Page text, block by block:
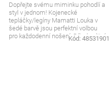
Dopřejte svému miminku pohodlí a
styl v jednom! Kojenecké
tepláčky/legíny Mamatti Louka v
šedé barvě jsou perfektní volbou
pro každodenní nošení. Díky kvalitní
Kód: 48531901